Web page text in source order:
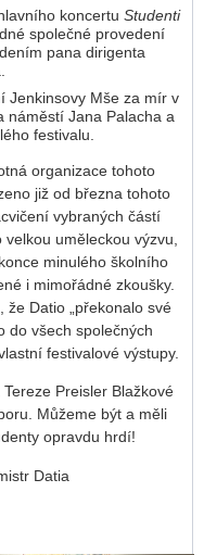
koncertu Studenti
společné provedení
pana dirigenta
Jenkinsovy Mše za mír v
náměstí Jana Palacha a
festivalu.
organizace tohoto
již od března tohoto
vybraných částí
uměleckou výzvu,
minulého školního
i mimořádné zkoušky.
Datio „překonalo své
do všech společných
festivalové výstupy.
Preisler Blažkové
Můžeme být a měli
opravdu hrdí!
Datia